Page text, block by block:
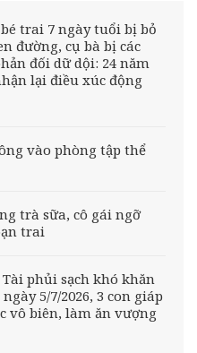
trai 7 ngày tuổi bị bỏ
đường, cụ bà bị các
đối dữ dội: 24 năm
lại điều xúc động
vào phòng tập thể
trà sữa, cô gái ngỡ
trai
phủi sạch khó khăn
5/7/2026, 3 con giáp
vô biên, làm ăn vượng